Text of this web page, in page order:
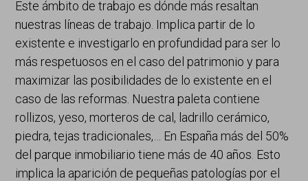
Este ámbito de trabajo es dónde más resaltan
nuestras líneas de trabajo. Implica partir de lo
existente e investigarlo en profundidad para ser lo
más respetuosos en el caso del patrimonio y para
maximizar las posibilidades de lo existente en el
caso de las reformas. Nuestra paleta contiene
rollizos, yeso, morteros de cal, ladrillo cerámico,
piedra, tejas tradicionales,… En España más del 50%
del parque inmobiliario tiene más de 40 años. Esto
implica la aparición de pequeñas patologías por el